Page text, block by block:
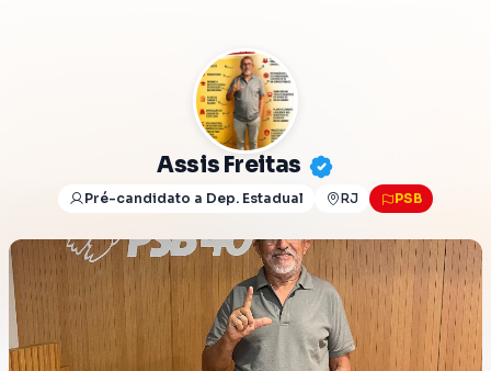
Assis Freitas
Pré-candidato a Dep. Estadual RJ PSB